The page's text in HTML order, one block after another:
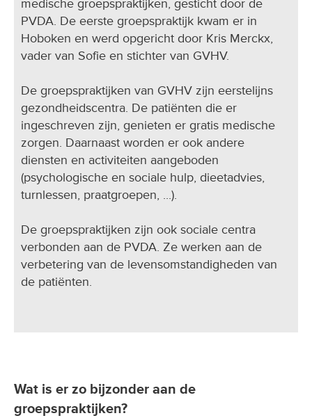
medische groepspraktijken, gesticht door de
PVDA. De eerste groepspraktijk kwam er in
Hoboken en werd opgericht door Kris Merckx,
vader van Sofie en stichter van GVHV.
De groepspraktijken van GVHV zijn eerstelijns
gezondheidscentra. De patiënten die er
ingeschreven zijn, genieten er gratis medische
zorgen. Daarnaast worden er ook andere
diensten en activiteiten aangeboden
(psychologische en sociale hulp, dieetadvies,
turnlessen, praatgroepen, ...).
De groepspraktijken zijn ook sociale centra
verbonden aan de PVDA. Ze werken aan de
verbetering van de levensomstandigheden van
de patiënten.
Wat is er zo bijzonder aan de
groepspraktijken?